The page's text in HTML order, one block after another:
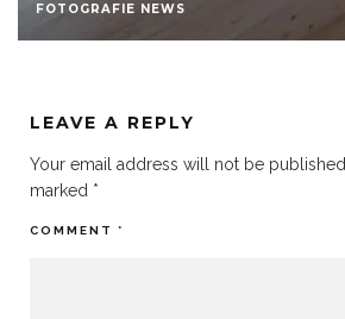
FOTOGRAFIE NEWS
LEAVE A REPLY
Your email address will not be published.
marked *
COMMENT *